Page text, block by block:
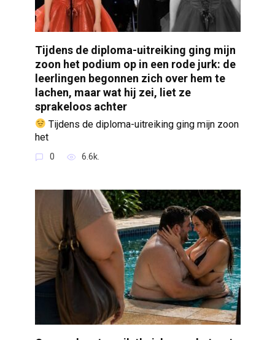
Tijdens de diploma-uitreiking ging mijn
zoon het podium op in een rode jurk: de
leerlingen begonnen zich over hem te
lachen, maar wat hij zei, liet ze
sprakeloos achter
Tijdens de diploma-uitreiking ging mijn zoon
het
0 6.6k.